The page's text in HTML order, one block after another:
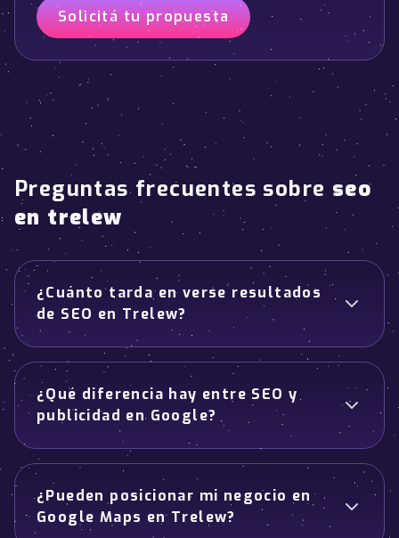
Solicitá tu propuesta
Preguntas frecuentes sobre seo
en trelew
¿Cuánto tarda en verse resultados
de SEO en Trelew?
¿Qué diferencia hay entre SEO y
publicidad en Google?
¿Pueden posicionar mi negocio en
Google Maps en Trelew?